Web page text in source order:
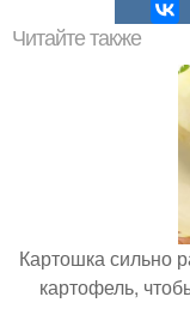
Читайте также
Картошка сильно
картофель,